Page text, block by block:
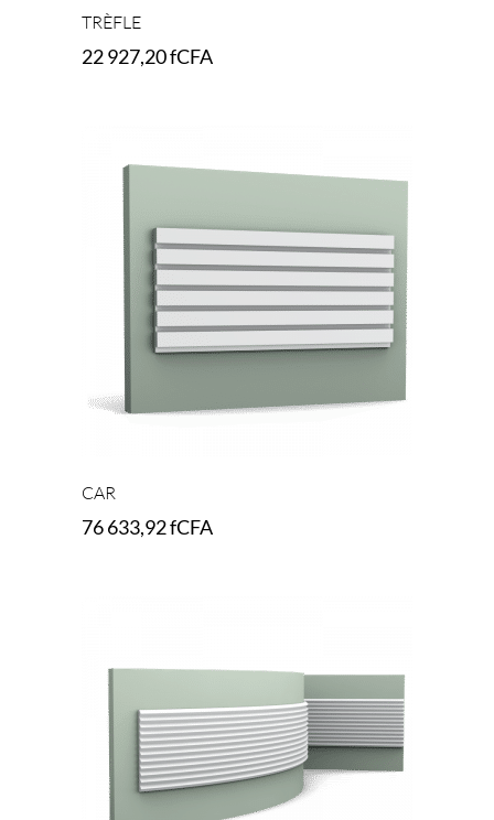
TRÈFLE
22 927,20fCFA
CAR
76 633,92fCFA